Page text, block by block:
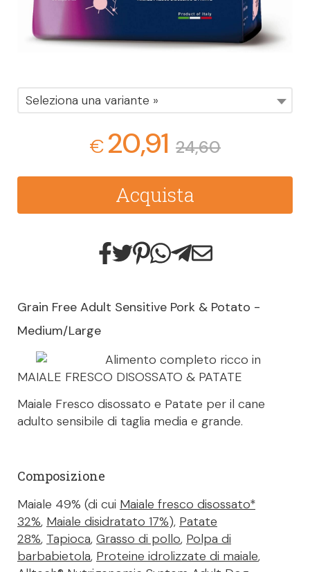
Seleziona una variante »
€20,91 24,60
Acquista
Grain Free Adult Sensitive Pork & Potato -
Medium/Large
Alimento completo ricco in
MAIALE FRESCO DISOSSATO & PATATE
Maiale Fresco disossato e Patate per il cane
adulto sensibile di taglia media e grande.
Composizione
Maiale 49% (di cui Maiale fresco disossato*
32%, Maiale disidratato 17%), Patate
28%, Tapioca, Grasso di pollo, Polpa di
barbabietola, Proteine idrolizzate di maiale,